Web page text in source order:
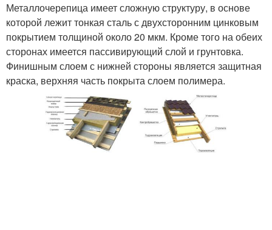
Металлочерепица имеет сложную структуру, в основе
которой лежит тонкая сталь с двухсторонним цинковым
покрытием толщиной около 20 мкм. Кроме того на обеих
сторонах имеется пассивирующий слой и грунтовка.
Финишным слоем с нижней стороны является защитная
краска, верхняя часть покрыта слоем полимера.